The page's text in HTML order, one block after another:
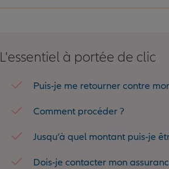
L'essentiel à portée de clic
Puis-je me retourner contre
Comment procéder ?
Jusqu’à quel montant puis-je
Dois-je contacter mon